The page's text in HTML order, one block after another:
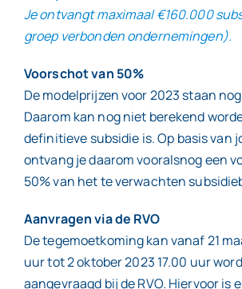
Je ontvangt maximaal €160.000
groep verbonden ondernemingen).
Voorschot van 50%
De modelprijzen voor 2023 staan
Daarom kan nog niet berekend
definitieve subsidie is. Op basis van
ontvang je daarom vooralsnog een
50% van het te verwachten
Aanvragen via de RVO
De tegemoetkoming kan vanaf 21
uur tot 2 oktober 2023 17.00 uur
aangevraagd bij de RVO. Hiervoor is